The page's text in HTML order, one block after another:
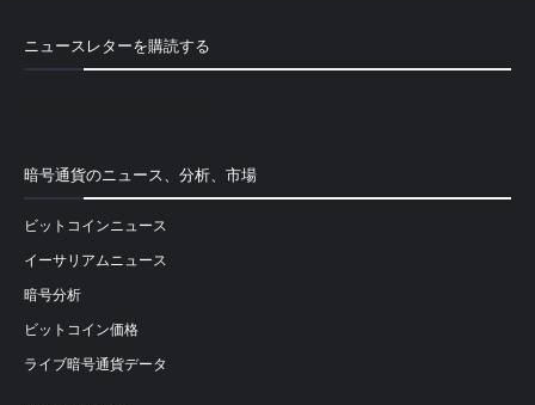
ニュースレターを購読する
暗号通貨のニュース、分析、市場
ビットコインニュース
イーサリアムニュース
暗号分析
ビットコイン価格
ライブ暗号通貨データ